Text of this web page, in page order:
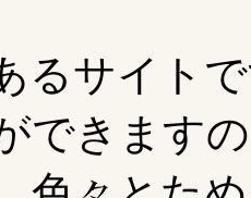
るサイト
できます